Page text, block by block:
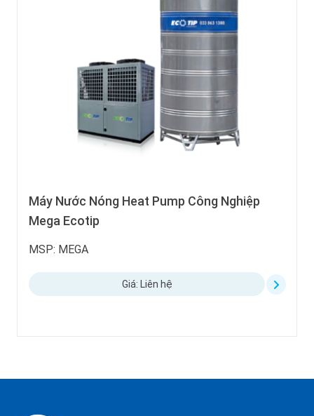
Máy Nước Nóng Heat Pump Công Nghiệp
Mega Ecotip
MSP: MEGA
Giá: Liên hệ